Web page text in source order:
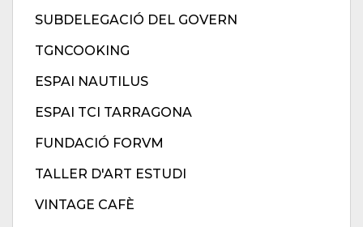
SUBDELEGACIÓ DEL GOVERN
TGNCOOKING
ESPAI NAUTILUS
ESPAI TCI TARRAGONA
FUNDACIÓ FORVM
TALLER D'ART ESTUDI
VINTAGE CAFÈ